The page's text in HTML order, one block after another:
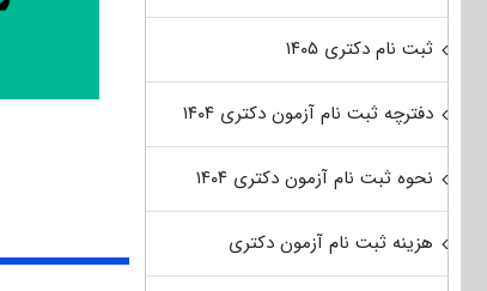
ثبت نام دکتری ۱۴۰۵
دفترچه ثبت نام آزمون دکتری ۱۴۰۴
نحوه ثبت نام آزمون دکتری ۱۴۰۴
هزینه ثبت نام آزمون دکتری